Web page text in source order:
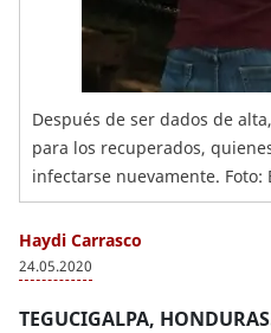
Después de ser dados de
para los recuperados,
infectarse nuevamente. Foto:
Haydi Carrasco
24.05.2020
TEGUCIGALPA,